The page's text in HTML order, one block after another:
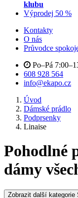
klubu
Kontakty
O nás
Po–Pá
608 928 564
Úvod
Dámské prádlo
Podprsenky
Pohodlné
dámy